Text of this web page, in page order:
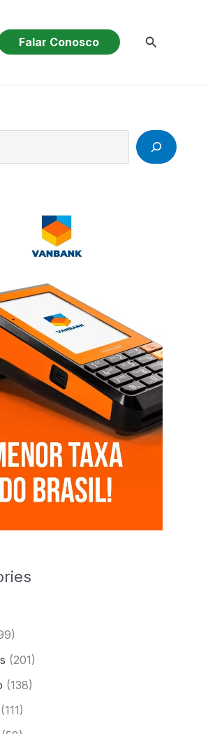
Falar Conosco Pesquisar
(201)
(138)
(111)